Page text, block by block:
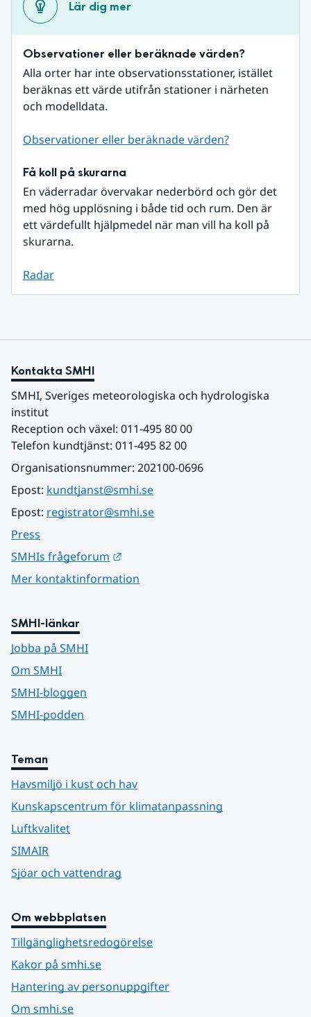
Lär dig mer
Observationer eller beräknade värden?
Alla orter har inte observationsstationer, istället
beräknas ett värde utifrån stationer i närheten
och modelldata.
Observationer eller beräknade värden?
Få koll på skurarna
En väderradar övervakar nederbörd och gör det
med hög upplösning i både tid och rum. Den är
ett värdefullt hjälpmedel när man vill ha koll på
skurarna.
Radar
Kontakta SMHI
SMHI, Sveriges meteorologiska och hydrologiska
institut
Reception och växel: 011-495 80 00
Telefon kundtjänst: 011-495 82 00
Organisationsnummer: 202100-0696
Epost: kundtjanst@smhi.se
Epost: registrator@smhi.se
Press
SMHIs frågeforum
Mer kontaktinformation
SMHI-länkar
Jobba på SMHI
Om SMHI
SMHI-bloggen
SMHI-podden
Teman
Havsmiljö i kust och hav
Kunskapscentrum för klimatanpassning
Luftkvalitet
SIMAIR
Sjöar och vattendrag
Om webbplatsen
Tillgänglighetsredogörelse
Kakor på smhi.se
Hantering av personuppgifter
Om smhi.se